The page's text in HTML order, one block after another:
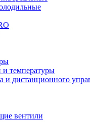
и температуры
и дистанционного
вентили